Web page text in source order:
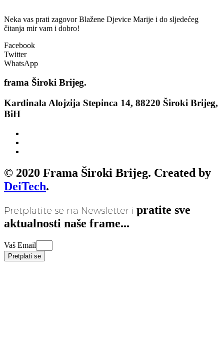
Neka vas prati zagovor Blažene Djevice Marije i do sljedećeg
čitanja mir vam i dobro!
Facebook
Twitter
WhatsApp
frama Široki Brijeg.
Kardinala Alojzija Stepinca 14, 88220 Široki Brijeg,
BiH
© 2020 Frama Široki Brijeg. Created by
DeiTech.
Pretplatite se na Newsletter i pratite sve
aktualnosti naše frame...
Vaš Email
Pretplati se